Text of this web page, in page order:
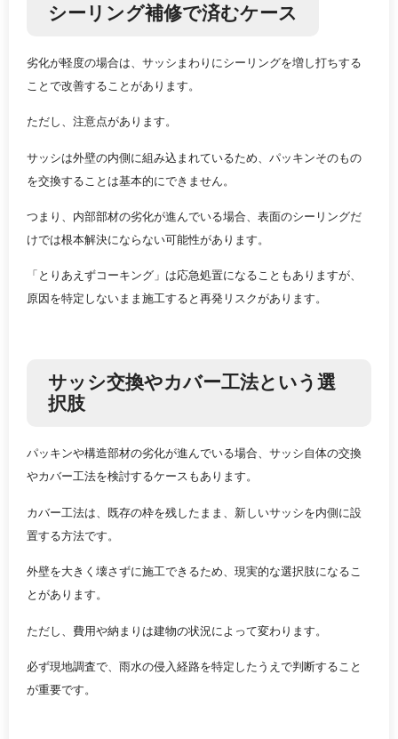
シーリング補修で済むケース
劣化が軽度の場合は、サッシまわりにシーリングを増し打ちする
ことで改善することがあります。
ただし、注意点があります。
サッシは外壁の内側に組み込まれているため、パッキンそのもの
を交換することは基本的にできません。
つまり、内部部材の劣化が進んでいる場合、表面のシーリングだ
けでは根本解決にならない可能性があります。
「とりあえずコーキング」は応急処置になることもありますが、
原因を特定しないまま施工すると再発リスクがあります。
サッシ交換やカバー工法という選
択肢
パッキンや構造部材の劣化が進んでいる場合、サッシ自体の交換
やカバー工法を検討するケースもあります。
カバー工法は、既存の枠を残したまま、新しいサッシを内側に設
置する方法です。
外壁を大きく壊さずに施工できるため、現実的な選択肢になるこ
とがあります。
ただし、費用や納まりは建物の状況によって変わります。
必ず現地調査で、雨水の侵入経路を特定したうえで判断すること
が重要です。